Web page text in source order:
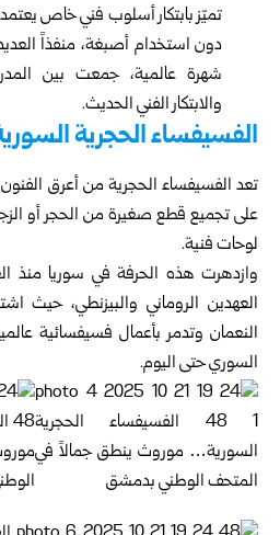
تميّز بابتكار أسلوب فني خاص يعتمد
دون استخدام أصبغة، منفذاً
شهرة عالمية، جمعت بين
والابتكار الفني الحديث.
الفسيفساء الحجرية
تعد الفسيفساء الحجرية من أعرق الفنون
على تجميع قطع صغيرة من الحجر أو
لوحات فنية.
وازدهرت هذه الحرفة في سوريا منذ
العهدين الروماني والبيزنطي، حيث
النعمان وتدمر بأعمال فسيفسائية
السوري حتى اليوم.